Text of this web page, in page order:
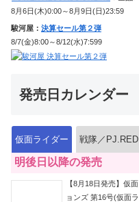
8月6日(木)0:00～8月9日(日)23:59
駿河屋： 決算セール第２弾
8/7(金)8:00～8/12(水)7:599
発売日カレンダー
仮面ライダー 戦隊／PJ.RED
明後日以降の発売
【8月18日発売】仮
ョンズ 第16号(仮面